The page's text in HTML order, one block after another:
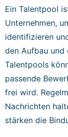
Ein Talentpool
Unternehmen,
identifizieren
den Aufbau und
Talentpools
passende
frei wird.
Nachrichten
stärken die